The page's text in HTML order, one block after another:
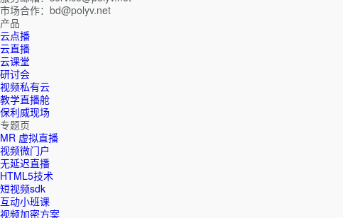
市场合作：bd@polyv.net
产品
云点播
云直播
云课堂
研讨会
视频私有云
教学直播舱
保利威现场
专题页
MR 虚拟直播
视频微门户
无延迟直播
HTML5技术
短视频sdk
互动小班课
视频加密方案